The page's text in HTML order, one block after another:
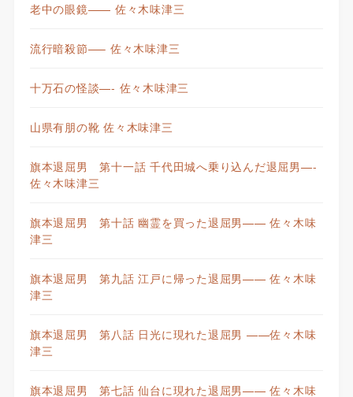
老中の眼鏡—— 佐々木味津三
流行暗殺節—– 佐々木味津三
十万石の怪談—- 佐々木味津三
山県有朋の靴 佐々木味津三
旗本退屈男 第十一話 千代田城へ乗り込んだ退屈男—-
佐々木味津三
旗本退屈男 第十話 幽霊を買った退屈男—— 佐々木味
津三
旗本退屈男 第九話 江戸に帰った退屈男—— 佐々木味
津三
旗本退屈男 第八話 日光に現れた退屈男 ——佐々木味
津三
旗本退屈男 第七話 仙台に現れた退屈男—— 佐々木味